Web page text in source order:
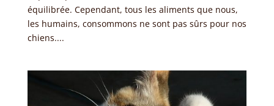
équilibrée. Cependant, tous les aliments que nous,
les humains, consommons ne sont pas sûrs pour nos
chiens....